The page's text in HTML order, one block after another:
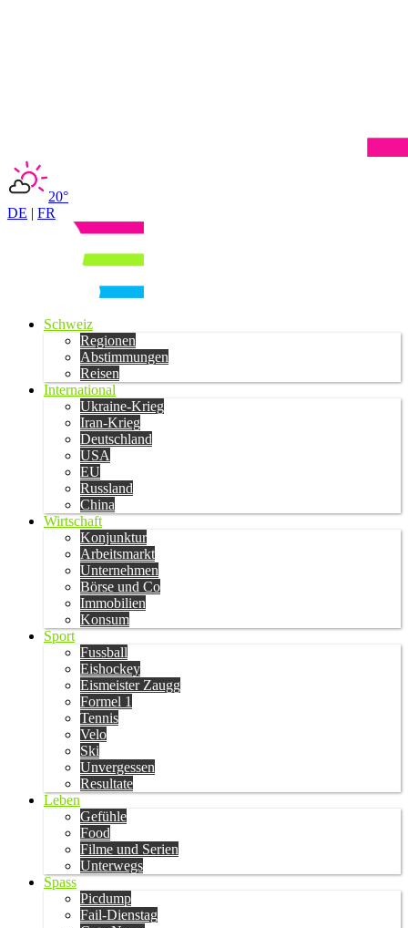
20°
DE | FR
Schweiz
Regionen
Abstimmungen
Reisen
International
Ukraine-Krieg
Iran-Krieg
Deutschland
USA
EU
Russland
China
Wirtschaft
Konjunktur
Arbeitsmarkt
Unternehmen
Börse und Co
Immobilien
Konsum
Sport
Fussball
Eishockey
Eismeister Zaugg
Formel 1
Tennis
Velo
Ski
Unvergessen
Resultate
Leben
Gefühle
Food
Filme und Serien
Unterwegs
Spass
Picdump
Fail-Dienstag